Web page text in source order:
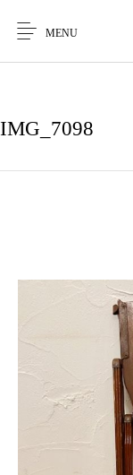
MENU
IMG_7098